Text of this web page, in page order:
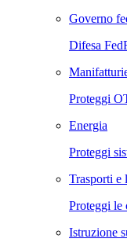
Governo
Difesa
Proteggi
Energia
Proteggi
Trasporti e
Proteggi le
Istruzione